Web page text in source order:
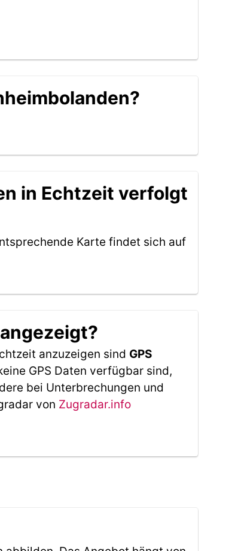
in Echtzeit verfolgt
Karte findet sich auf
anzuzeigen sind GPS
GPS Daten verfügbar sind,
bei Unterbrechungen und
von Zugradar.info